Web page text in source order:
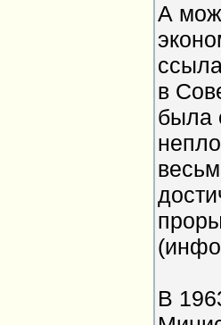
А
в
была
В